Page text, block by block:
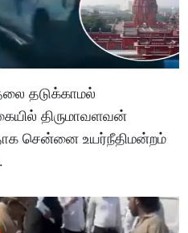
தடுக்காமல்
திருமாவளவன்
சென்னை உயர்நீதிமன்றம்